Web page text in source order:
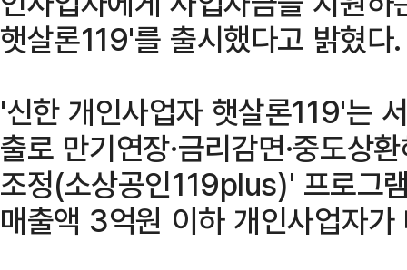
햇살론119'를 출시했다고 밝혔다.
'신한 개인사업자 햇살론119'는
출로 만기연장·금리감면·중도상
조정(소상공인119plus)' 프로그
매출액 3억원 이하 개인사업자가